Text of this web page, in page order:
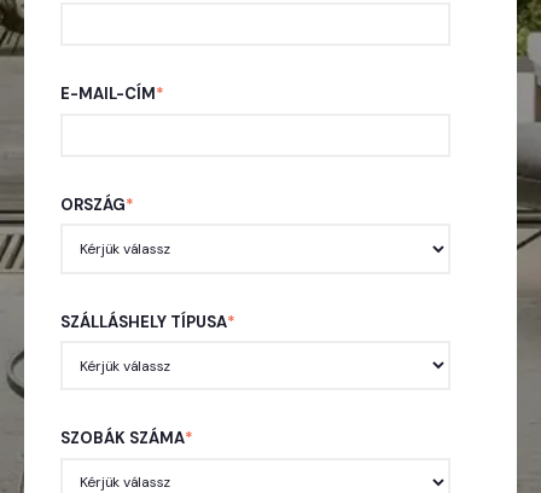
E-MAIL-CÍM*
ORSZÁG*
SZÁLLÁSHELY TÍPUSA*
SZOBÁK SZÁMA*